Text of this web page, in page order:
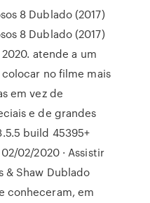
8 Dublado (2017)
8 Dublado (2017)
atende a um
no filme mais
em vez de
e de grandes
build 45395+
02/2020 · Assistir
& Shaw Dublado
conheceram, em